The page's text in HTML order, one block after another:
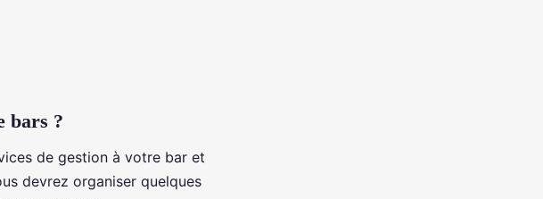
bars ?
de gestion à votre bar et
devrez organiser quelques